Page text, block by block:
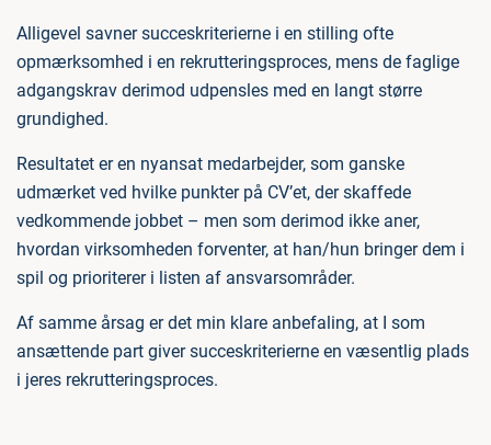
Alligevel savner succeskriterierne i en stilling ofte
opmærksomhed i en rekrutteringsproces, mens de faglige
adgangskrav derimod udpensles med en langt større
grundighed.
Resultatet er en nyansat medarbejder, som ganske
udmærket ved hvilke punkter på CV’et, der skaffede
vedkommende jobbet – men som derimod ikke aner,
hvordan virksomheden forventer, at han/hun bringer dem i
spil og prioriterer i listen af ansvarsområder.
Af samme årsag er det min klare anbefaling, at I som
ansættende part giver succeskriterierne en væsentlig plads
i jeres rekrutteringsproces.